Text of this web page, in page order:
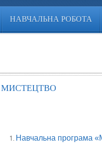
НАВЧАЛЬНА РОБОТА
МИСТЕЦТВО
Навчальна програма